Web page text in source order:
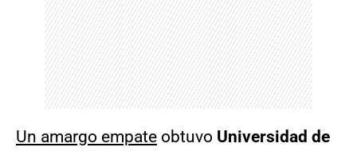
Un amargo empate obtuvo Universidad de